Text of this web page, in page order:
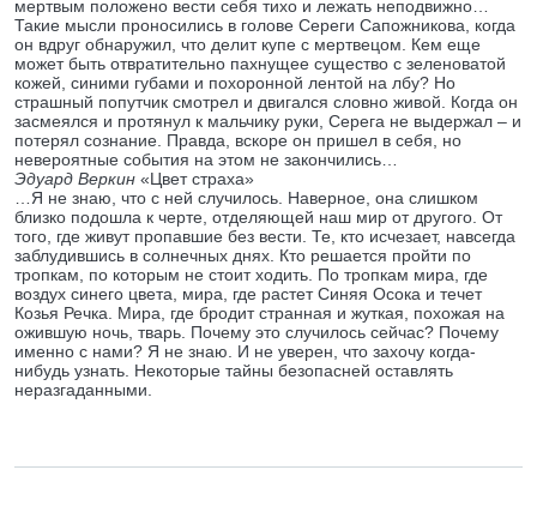
мертвым положено вести себя тихо и лежать неподвижно…
Такие мысли проносились в голове Сереги Сапожникова, когда
он вдруг обнаружил, что делит купе с мертвецом. Кем еще
может быть отвратительно пахнущее существо с зеленоватой
кожей, синими губами и похоронной лентой на лбу? Но
страшный попутчик смотрел и двигался словно живой. Когда он
засмеялся и протянул к мальчику руки, Серега не выдержал – и
потерял сознание. Правда, вскоре он пришел в себя, но
невероятные события на этом не закончились…
Эдуард Веркин «Цвет страха»
…Я не знаю, что с ней случилось. Наверное, она слишком
близко подошла к черте, отделяющей наш мир от другого. От
того, где живут пропавшие без вести. Те, кто исчезает, навсегда
заблудившись в солнечных днях. Кто решается пройти по
тропкам, по которым не стоит ходить. По тропкам мира, где
воздух синего цвета, мира, где растет Синяя Осока и течет
Козья Речка. Мира, где бродит странная и жуткая, похожая на
ожившую ночь, тварь. Почему это случилось сейчас? Почему
именно с нами? Я не знаю. И не уверен, что захочу когда-
нибудь узнать. Некоторые тайны безопасней оставлять
неразгаданными.